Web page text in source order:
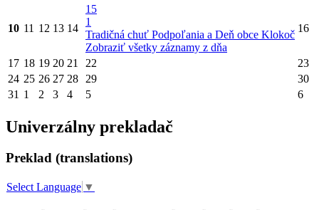
10 11 12 13 14
15
1
Tradičná chuť Podpoľania a Deň obce Klokoč
Zobraziť všetky záznamy z dňa
16
17 18 19 20 21 22
23
24 25 26 27 28 29
30
31 1 2 3 4 5 6
Univerzálny prekladač
Preklad (translations)
Select Language ▼